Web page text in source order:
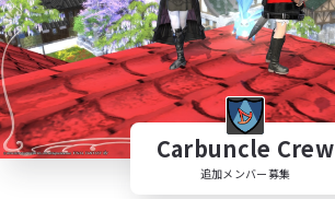
Carbuncle Crew
追加メンバー募集